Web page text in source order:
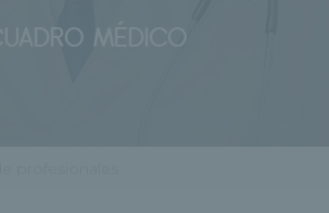
CUADRO MÉDICO